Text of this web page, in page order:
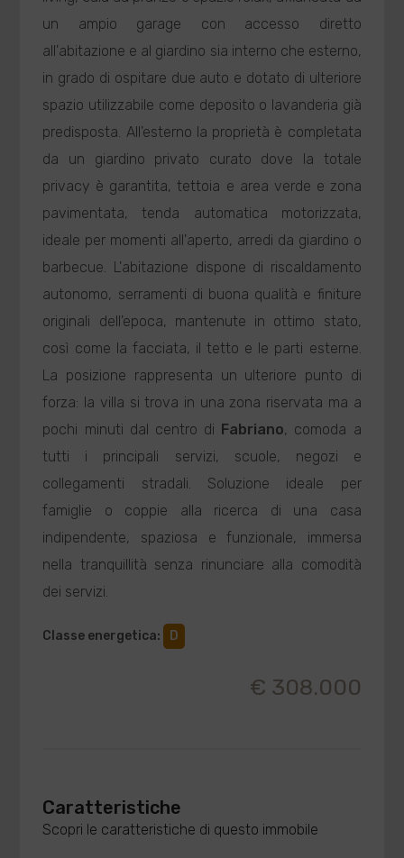
un ampio garage con accesso diretto
all'abitazione e al giardino sia interno che esterno,
in grado di ospitare due auto e dotato di ulteriore
spazio utilizzabile come deposito o lavanderia già
predisposta. All'esterno la proprietà è completata
da un giardino privato curato dove la totale
privacy è garantita, tettoia e area verde e zona
pavimentata, tenda automatica motorizzata,
ideale per momenti all'aperto, arredi da giardino o
barbecue. L'abitazione dispone di riscaldamento
autonomo, serramenti di buona qualità e finiture
originali dell'epoca, mantenute in ottimo stato,
così come la facciata, il tetto e le parti esterne.
La posizione rappresenta un ulteriore punto di
forza: la villa si trova in una zona riservata ma a
pochi minuti dal centro di Fabriano, comoda a
tutti i principali servizi, scuole, negozi e
collegamenti stradali. Soluzione ideale per
famiglie o coppie alla ricerca di una casa
indipendente, spaziosa e funzionale, immersa
nella tranquillità senza rinunciare alla comodità
dei servizi.
Classe energetica: D
€ 308.000
Caratteristiche
Scopri le caratteristiche di questo immobile